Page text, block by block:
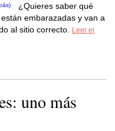
¿Quieres saber qué
embarazadas y van a
al sitio correcto.
Leer el
uno más